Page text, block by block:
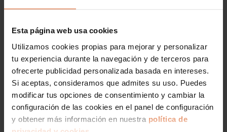
Esta página web usa cookies
Utilizamos cookies propias para mejorar y personalizar
tu experiencia durante la navegación y de terceros para
ofrecerte publicidad personalizada basada en intereses.
Si aceptas, consideramos que admites su uso. Puedes
modificar tus opciones de consentimiento y cambiar la
configuración de las cookies en el panel de configuración
y obtener más información en nuestra política de
Motorizaciones del Alfa Romeo
Stelvio en Alicante
En Flexicar Alicante, el Alfa Romeo Stelvio está
disponible con diversas motorizaciones,
adaptándose a las preferencias de cada
conductor. Las opciones de motor incluyen
versiones tanto gasolina como diésel,
garantizando un equilibrio perfecto entre